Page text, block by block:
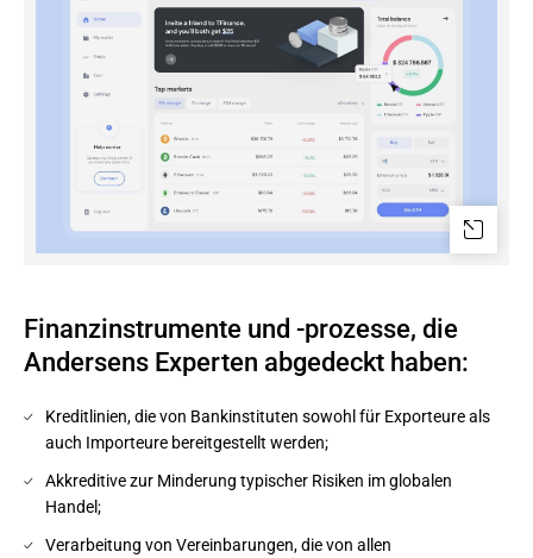
Finanzinstrumente und -prozesse, die
Andersens Experten abgedeckt haben:
Kreditlinien, die von Bankinstituten sowohl für Exporteure als
auch Importeure bereitgestellt werden;
Akkreditive zur Minderung typischer Risiken im globalen
Handel;
Verarbeitung von Vereinbarungen, die von allen